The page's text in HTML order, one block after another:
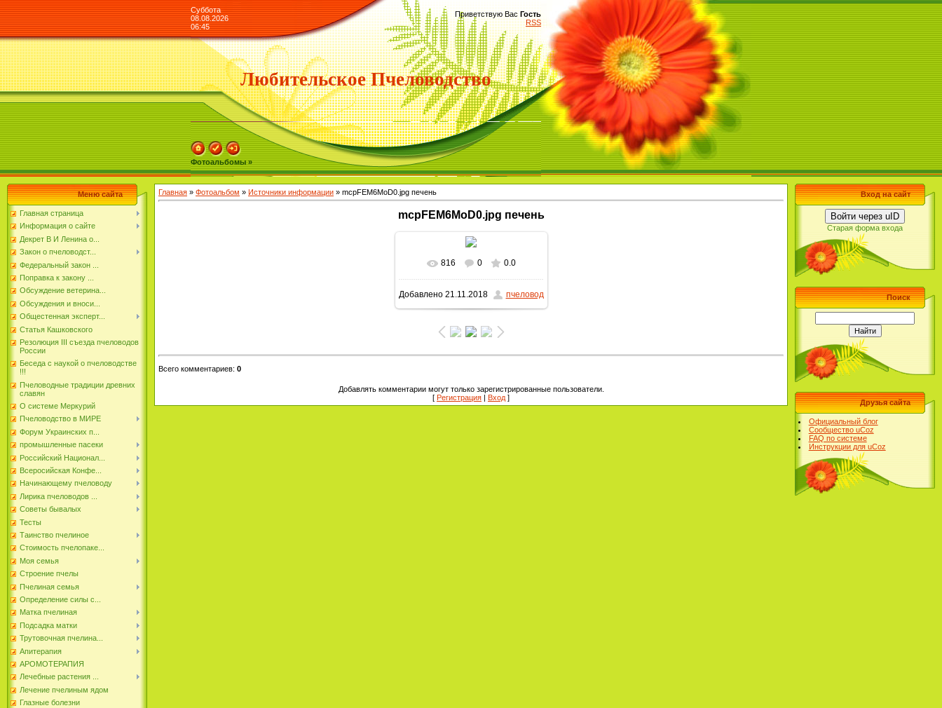
Суббота
08.08.2026
06:45
Приветствую Вас Гость
RSS
Любительское Пчеловодство
Фотоальбомы »
Меню сайта
Главная страница
Информация о сайте
Декрет В И Ленина о...
Закон о пчеловодст...
Федеральный закон ...
Поправка к закону ...
Обсуждение ветерина...
Обсуждения и вноси...
Общестенная эксперт...
Статья Кашковского
Резолюция III съезда пчеловодов
России
Беседа с наукой о пчеловодстве
!!!
Пчеловодные традиции древних
славян
О системе Меркурий
Пчеловодство в МИРЕ
Форум Украинских п...
промышленные пасеки
Российский Национал...
Всеросийская Конфе...
Начинающему пчеловоду
Лирика пчеловодов ...
Советы бывалых
Тесты
Таинство пчелиное
Стоимость пчелопаке...
Моя семья
Строение пчелы
Пчелиная семья
Определение силы с...
Матка пчелиная
Подсадка матки
Трутовочная пчелина...
Апитерапия
АРОМОТЕРАПИЯ
Лечебные растения ...
Лечение пчелиным ядом
Глазные болезни
Главная » Фотоальбом » Источники информации » mcpFEM6MoD0.jpg печень
mcpFEM6MoD0.jpg печень
816 0 0.0
Добавлено21.11.2018 пчеловод
Всего комментариев: 0
Добавлять комментарии могут только зарегистрированные пользователи.
[ Регистрация Вход]
Вход на сайт
Войти через uID
Старая форма входа
Поиск
Друзья сайта
Официальный блог
Сообщество uCoz
FAQ по системе
Инструкции для uCoz